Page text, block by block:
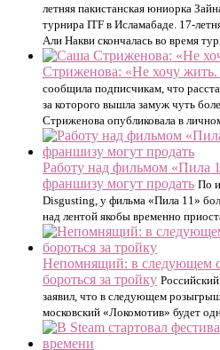
летняя пакистанская юниорка
турнира ITF в Исламабаде. 17-
Али Накви скончалась во время
Стриженова: «Не хочу
сообщила подписчикам, что
за которого вышла замуж чуть
Стриженова опубликовала в
Работу над фильмом «Пила
франшизу могут продать По
Disgusting, у фильма «Пила 11»
над лентой якобы временно
Непомнящий: в следующем
бороться за тройку
заявил, что в следующем
московский «Локомотив» будет